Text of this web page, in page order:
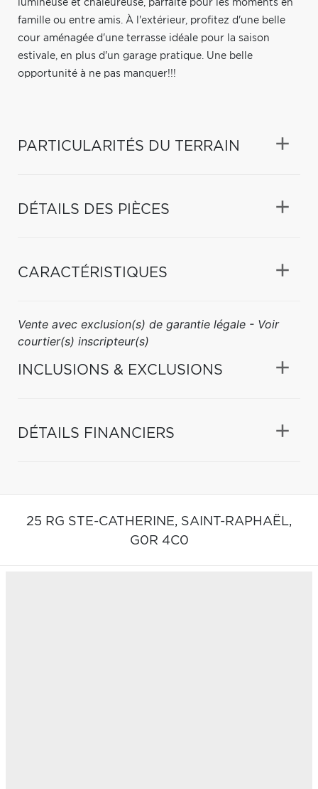
lumineuse et chaleureuse, parfaite pour les moments en
famille ou entre amis. À l'extérieur, profitez d'une belle
cour aménagée d'une terrasse idéale pour la saison
estivale, en plus d'un garage pratique. Une belle
opportunité à ne pas manquer!!!
PARTICULARITÉS DU TERRAIN
DÉTAILS DES PIÈCES
CARACTÉRISTIQUES
Vente avec exclusion(s) de garantie légale - Voir
courtier(s) inscripteur(s)
INCLUSIONS & EXCLUSIONS
DÉTAILS FINANCIERS
25 RG STE-CATHERINE, SAINT-RAPHAËL,
G0R 4C0